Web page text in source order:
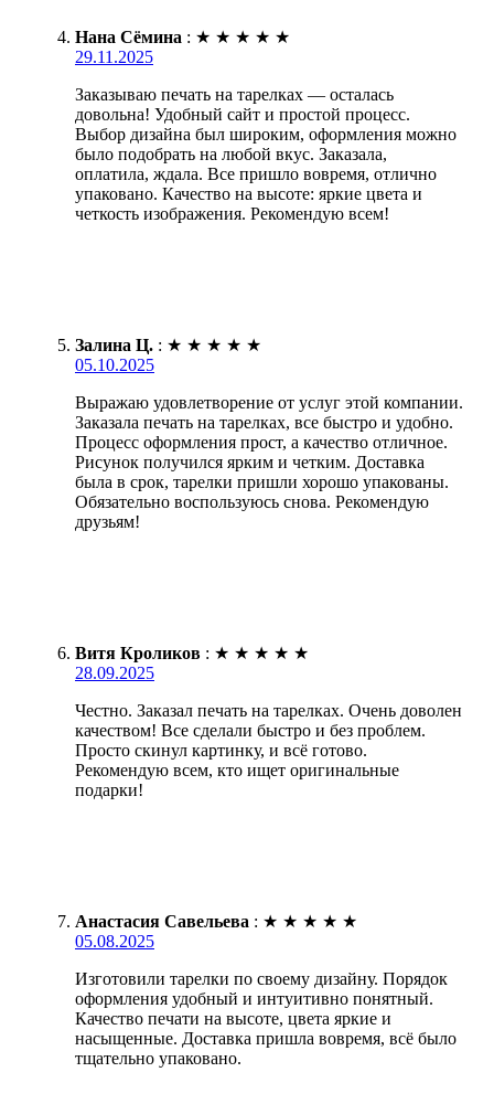
Нана Сёмина : ★ ★ ★ ★ ★
29.11.2025
Заказываю печать на тарелках — осталась
довольна! Удобный сайт и простой процесс.
Выбор дизайна был широким, оформления можно
было подобрать на любой вкус. Заказала,
оплатила, ждала. Все пришло вовремя, отлично
упаковано. Качество на высоте: яркие цвета и
четкость изображения. Рекомендую всем!
Залина Ц. : ★ ★ ★ ★ ★
05.10.2025
Выражаю удовлетворение от услуг этой компании.
Заказала печать на тарелках, все быстро и удобно.
Процесс оформления прост, а качество отличное.
Рисунок получился ярким и четким. Доставка
была в срок, тарелки пришли хорошо упакованы.
Обязательно воспользуюсь снова. Рекомендую
друзьям!
Витя Кроликов : ★ ★ ★ ★ ★
28.09.2025
Честно. Заказал печать на тарелках. Очень доволен
качеством! Все сделали быстро и без проблем.
Просто скинул картинку, и всё готово.
Рекомендую всем, кто ищет оригинальные
подарки!
Анастасия Савельева : ★ ★ ★ ★ ★
05.08.2025
Изготовили тарелки по своему дизайну. Порядок
оформления удобный и интуитивно понятный.
Качество печати на высоте, цвета яркие и
насыщенные. Доставка пришла вовремя, всё было
тщательно упаковано.